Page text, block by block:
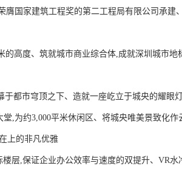
膺国家建筑工程奖的第二工程局有限公司承建
高度、筑就城市商业综合体,成就深圳城市地
都市穹顶之下、造就一座屹立于城央的耀眼
,为约3,000平米休闲区、将城央唯美景致化作
上的非凡优雅
层,保证企业办公效率与速度的双提升、VR水